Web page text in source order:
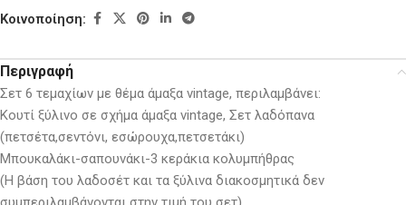
Κοινοποίηση:
Περιγραφή
Σετ 6 τεμαχίων με θέμα άμαξα vintage, περιλαμβάνει:
Κουτί ξύλινο σε σχήμα άμαξα vintage, Σετ λαδόπανα
(πετσέτα,σεντόνι, εσώρουχα,πετσετάκι)
Μπουκαλάκι-σαπουνάκι-3 κεράκια κολυμπήθρας
(Η βάση του λαδοσέτ και τα ξύλινα διακοσμητικά δεν